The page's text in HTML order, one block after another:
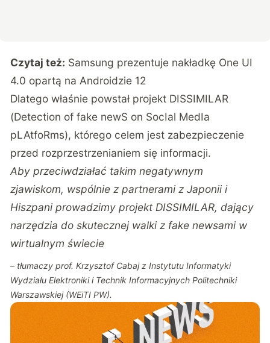
Czytaj też: Samsung prezentuje nakładkę One UI
4.0 opartą na Androidzie 12
Dlatego właśnie powstał projekt DISSIMILAR
(Detection of fake newS on SocIal MedIa
pLAtfoRms), którego celem jest zabezpieczenie
przed rozprzestrzenianiem się informacji.
Aby przeciwdziałać takim negatywnym
zjawiskom, wspólnie z partnerami z Japonii i
Hiszpani prowadzimy projekt DISSIMILAR, dający
narzędzia do skutecznej walki z fake newsami w
wirtualnym świecie
– tłumaczy prof. Krzysztof Cabaj z Instytutu Informatyki
Wydziału Elektroniki i Technik Informacyjnych Politechniki
Warszawskiej (WEiTI PW).